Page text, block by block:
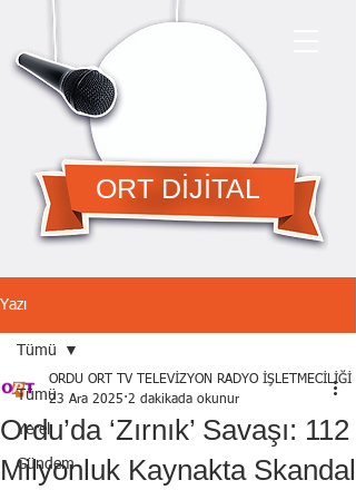
ORT DİJİTAL
Yazı
Tümü
Yerel
Gündem
Tümü
Ordu’da ‘Zırnık’ Savaşı: 112
Milyonluk Kaynakta Skandal
ORDU ORT TV TELEVİZYON RADYO İŞLETMECİLİĞİ
23 Ara 2025 2 dakikada okunur